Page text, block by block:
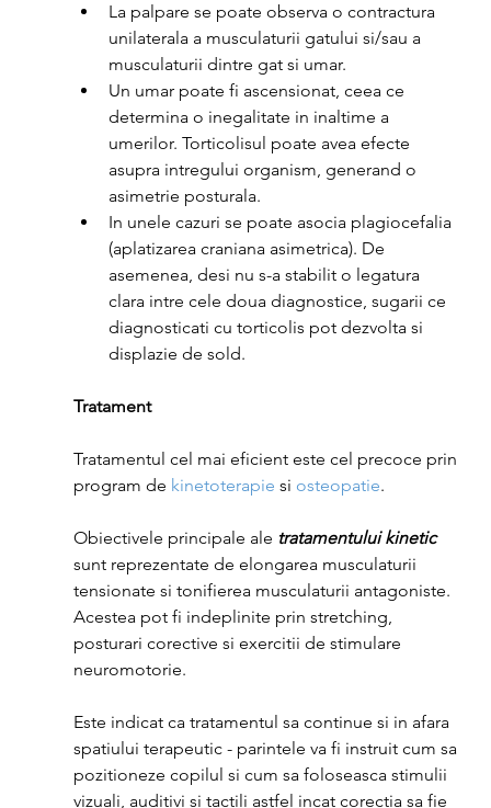
La palpare se poate observa o contractura
unilaterala a musculaturii gatului si/sau a
musculaturii dintre gat si umar.
Un umar poate fi ascensionat, ceea ce
determina o inegalitate in inaltime a
umerilor. Torticolisul poate avea efecte
asupra intregului organism, generand o
asimetrie posturala.
In unele cazuri se poate asocia plagiocefalia
(aplatizarea craniana asimetrica). De
asemenea, desi nu s-a stabilit o legatura
clara intre cele doua diagnostice, sugarii ce
diagnosticati cu torticolis pot dezvolta si
displazie de sold.
Tratament
Tratamentul cel mai eficient este cel precoce prin
program de kinetoterapie si osteopatie.
Obiectivele principale ale tratamentului kinetic
sunt reprezentate de elongarea musculaturii
tensionate si tonifierea musculaturii antagoniste.
Acestea pot fi indeplinite prin stretching,
posturari corective si exercitii de stimulare
neuromotorie.
Este indicat ca tratamentul sa continue si in afara
spatiului terapeutic - parintele va fi instruit cum sa
pozitioneze copilul si cum sa foloseasca stimulii
vizuali, auditivi si tactili astfel incat corectia sa fie